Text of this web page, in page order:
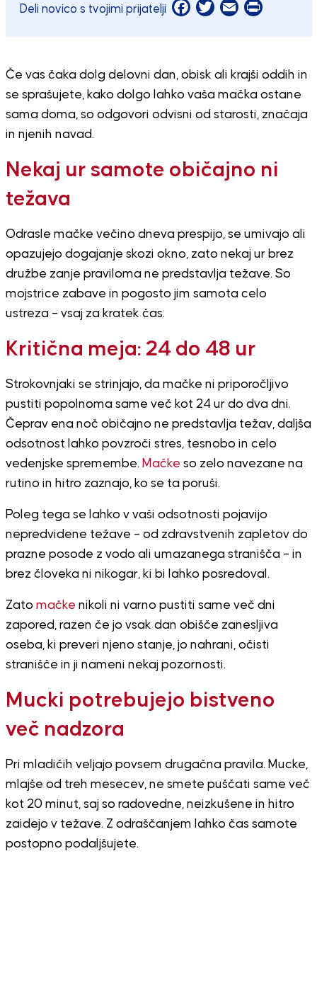
Deli novico s tvojimi prijatelji Facebook
Twitter
EmailPrint
Če vas čaka dolg delovni dan, obisk ali krajši oddih in
se sprašujete, kako dolgo lahko vaša mačka ostane
sama doma, so odgovori odvisni od starosti, značaja
in njenih navad.
Nekaj ur samote običajno ni
težava
Odrasle mačke večino dneva prespijo, se umivajo ali
opazujejo dogajanje skozi okno, zato nekaj ur brez
družbe zanje praviloma ne predstavlja težave. So
mojstrice zabave in pogosto jim samota celo
ustreza – vsaj za kratek čas.
Kritična meja: 24 do 48 ur
Strokovnjaki se strinjajo, da mačke ni priporočljivo
pustiti popolnoma same več kot 24 ur do dva dni.
Čeprav ena noč običajno ne predstavlja težav, daljša
odsotnost lahko povzroči stres, tesnobo in celo
vedenjske spremembe. Mačke so zelo navezane na
rutino in hitro zaznajo, ko se ta poruši.
Poleg tega se lahko v vaši odsotnosti pojavijo
nepredvidene težave – od zdravstvenih zapletov do
prazne posode z vodo ali umazanega stranišča – in
brez človeka ni nikogar, ki bi lahko posredoval.
Zato mačke nikoli ni varno pustiti same več dni
zapored, razen če jo vsak dan obišče zanesljiva
oseba, ki preveri njeno stanje, jo nahrani, očisti
stranišče in ji nameni nekaj pozornosti.
Mucki potrebujejo bistveno
več nadzora
Pri mladičih veljajo povsem drugačna pravila. Mucke,
mlajše od treh mesecev, ne smete puščati same več
kot 20 minut, saj so radovedne, neizkušene in hitro
zaidejo v težave. Z odraščanjem lahko čas samote
postopno podaljšujete.